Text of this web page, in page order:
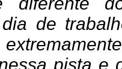
de
pista e